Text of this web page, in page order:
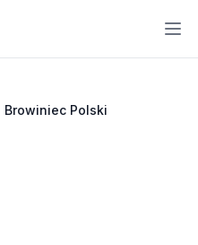
Browiniec Polski